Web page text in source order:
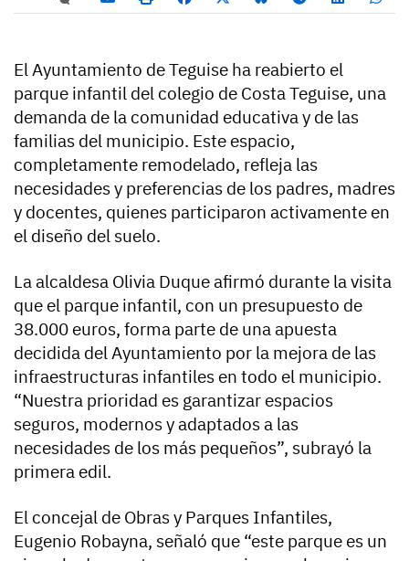
El Ayuntamiento de Teguise ha reabierto el
parque infantil del colegio de Costa Teguise, una
demanda de la comunidad educativa y de las
familias del municipio. Este espacio,
completamente remodelado, refleja las
necesidades y preferencias de los padres, madres
y docentes, quienes participaron activamente en
el diseño del suelo.
La alcaldesa Olivia Duque afirmó durante la visita
que el parque infantil, con un presupuesto de
38.000 euros, forma parte de una apuesta
decidida del Ayuntamiento por la mejora de las
infraestructuras infantiles en todo el municipio.
“Nuestra prioridad es garantizar espacios
seguros, modernos y adaptados a las
necesidades de los más pequeños”, subrayó la
primera edil.
El concejal de Obras y Parques Infantiles,
Eugenio Robayna, señaló que “este parque es un